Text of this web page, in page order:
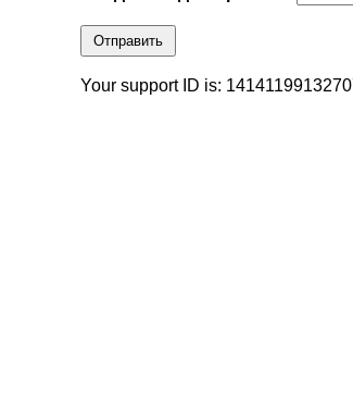
Отправить
Your support ID is: